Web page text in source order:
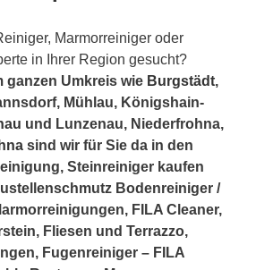
Marmorreiniger oder
in Ihrer Region gesucht?
ganzen Umkreis wie Burgstädt,
Mühlau, Königshain-
und Lunzenau, Niederfrohna,
sind wir für Sie da in den
Steinreiniger kaufen
Bodenreiniger /
FILA Cleaner,
Fliesen und Terrazzo,
Fugenreiniger – FILA